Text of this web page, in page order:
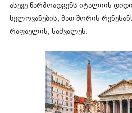
ასევე წარმოადგენს იტალიის
ხელოვანების, მათ შორის
რაფაელის, საძვალეს.